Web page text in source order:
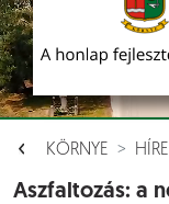
KÖRNYE
Aszfaltozás: a
Aloldalak [ ]